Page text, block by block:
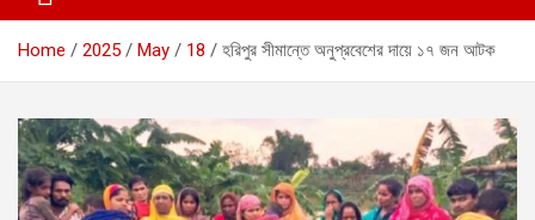
Home 2025 May 18 হরিপুর সীমান্তে অনুপ্রবেশের দায়ে ১৭ জন আটক